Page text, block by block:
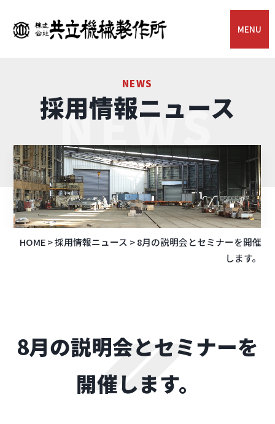
MENU
NEWS
採用情報ニュース
NEWS
HOME>採用情報ニュース >8月の説明会とセミナーを開催
します。
8月の説明会とセミナーを
開催します。